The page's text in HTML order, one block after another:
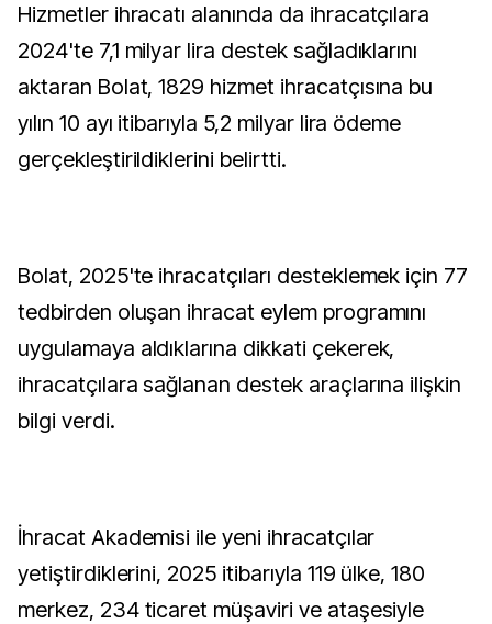
Hizmetler ihracatı alanında da ihracatçılara
2024'te 7,1 milyar lira destek sağladıklarını
aktaran Bolat, 1829 hizmet ihracatçısına bu
yılın 10 ayı itibarıyla 5,2 milyar lira ödeme
gerçekleştirildiklerini belirtti.
Bolat, 2025'te ihracatçıları desteklemek için 77
tedbirden oluşan ihracat eylem programını
uygulamaya aldıklarına dikkati çekerek,
ihracatçılara sağlanan destek araçlarına ilişkin
bilgi verdi.
İhracat Akademisi ile yeni ihracatçılar
yetiştirdiklerini, 2025 itibarıyla 119 ülke, 180
merkez, 234 ticaret müşaviri ve ataşesiyle